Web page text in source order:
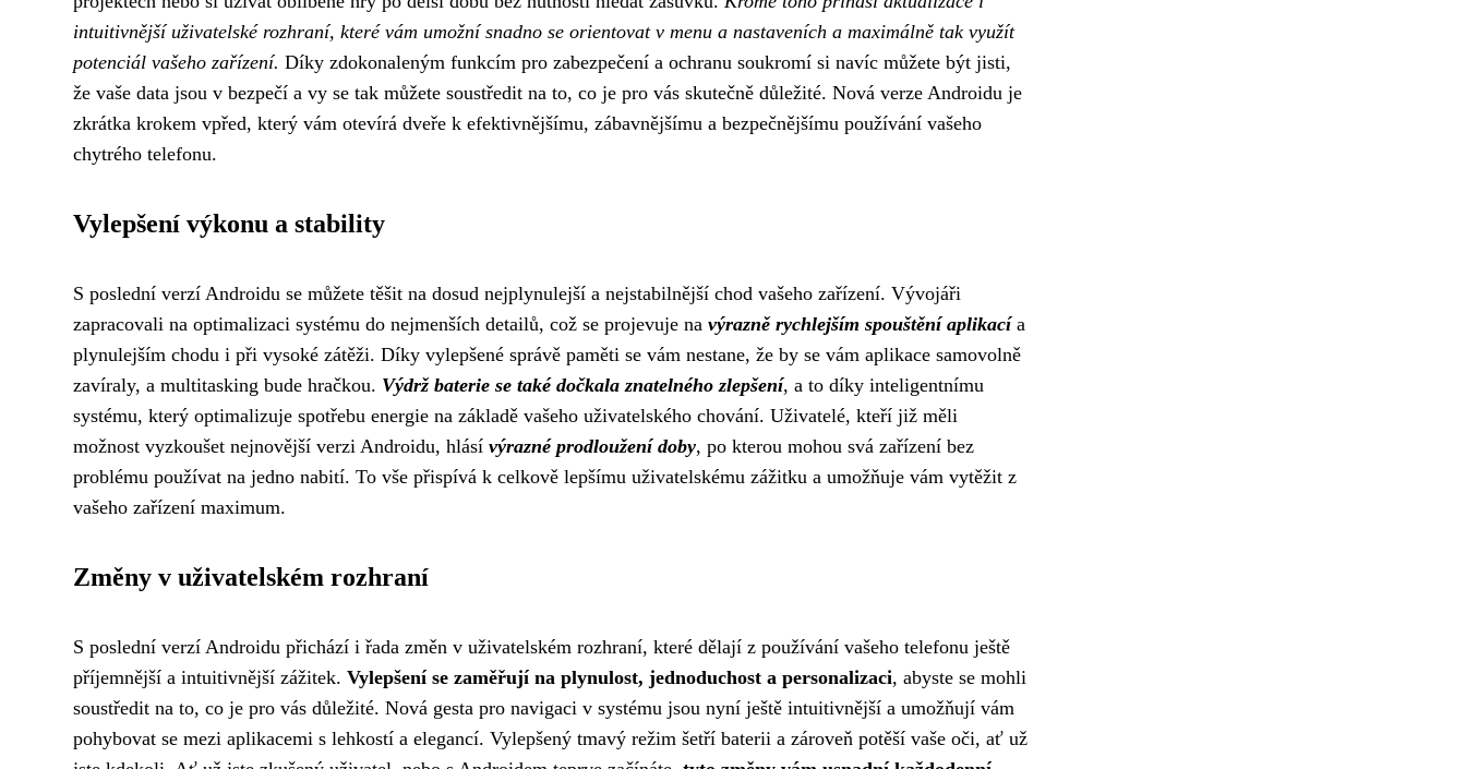
intuitivnější uživatelské rozhraní, které vám umožní snadno se orientovat v menu a nastaveních a maximálně tak využít
potenciál vašeho zařízení. Díky zdokonaleným funkcím pro zabezpečení a ochranu soukromí si navíc můžete být jisti,
že vaše data jsou v bezpečí a vy se tak můžete soustředit na to, co je pro vás skutečně důležité. Nová verze Androidu je
zkrátka krokem vpřed, který vám otevírá dveře k efektivnějšímu, zábavnějšímu a bezpečnějšímu používání vašeho
chytrého telefonu.
Vylepšení výkonu a stability
S poslední verzí Androidu se můžete těšit na dosud nejplynulejší a nejstabilnější chod vašeho zařízení. Vývojáři
zapracovali na optimalizaci systému do nejmenších detailů, což se projevuje na výrazně rychlejším spouštění aplikacía
plynulejším chodu i při vysoké zátěži. Díky vylepšené správě paměti se vám nestane, že by se vám aplikace samovolně
zavíraly, a multitasking bude hračkou. Výdrž baterie se také dočkala znatelného zlepšení, a to díky inteligentnímu
systému, který optimalizuje spotřebu energie na základě vašeho uživatelského chování. Uživatelé, kteří již měli
možnost vyzkoušet nejnovější verzi Androidu, hlásí výrazné prodloužení doby, po kterou mohou svá zařízení bez
problému používat na jedno nabití. To vše přispívá k celkově lepšímu uživatelskému zážitku a umožňuje vám vytěžit z
vašeho zařízení maximum.
Změny v uživatelském rozhraní
S poslední verzí Androidu přichází i řada změn v uživatelském rozhraní, které dělají z používání vašeho telefonu ještě
příjemnější a intuitivnější zážitek. Vylepšení se zaměřují na plynulost, jednoduchost a personalizaci, abyste se mohli
soustředit na to, co je pro vás důležité. Nová gesta pro navigaci v systému jsou nyní ještě intuitivnější a umožňují vám
pohybovat se mezi aplikacemi s lehkostí a elegancí. Vylepšený tmavý režim šetří baterii a zároveň potěší vaše oči, ať už